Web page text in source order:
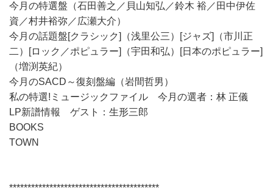
今月の特選盤（石田善之／貝山知弘／鈴木 裕／田中伊佐
資／村井裕弥／広瀬大介）
今月の話題盤[クラシック]（浅里公三）[ジャズ]（市川正
二）[ロック／ポピュラー]（宇田和弘）[日本のポピュラー]
（増渕英紀）
今月のSACD～復刻盤編（岩間哲男）
私の特選!ミュージックファイル 今月の選者：林 正儀
LP新譜情報 ゲスト：生形三郎
BOOKS
TOWN
*****************************************